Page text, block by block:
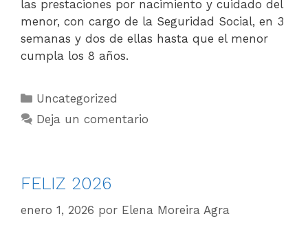
las prestaciones por nacimiento y cuidado del
menor, con cargo de la Seguridad Social, en 3
semanas y dos de ellas hasta que el menor
cumpla los 8 años.
Uncategorized
Deja un comentario
FELIZ 2026
enero 1, 2026 por Elena Moreira Agra